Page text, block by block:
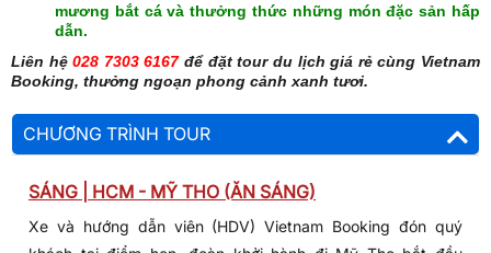
mương bắt cá và thưởng thức những món đặc sản hấp
dẫn.
Liên hệ028 7303 6167để đặt tour du lịch giá rẻ cùng Vietnam
Booking, thưởng ngoạn phong cảnh xanh tươi.
CHƯƠNG TRÌNH TOUR
SÁNG | HCM - MỸ THO (ĂN SÁNG)
Xe và hướng dẫn viên (HDV) Vietnam Booking đón quý